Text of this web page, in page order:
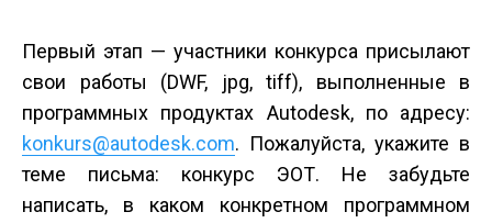
Первый этап — участники конкурса присылают
свои работы (DWF, jpg, tiff), выполненные в
программных продуктах Autodesk, по адресу:
konkurs@autodesk.com. Пожалуйста, укажите в
теме письма: конкурс ЭОТ. Не забудьте
написать, в каком конкретном программном